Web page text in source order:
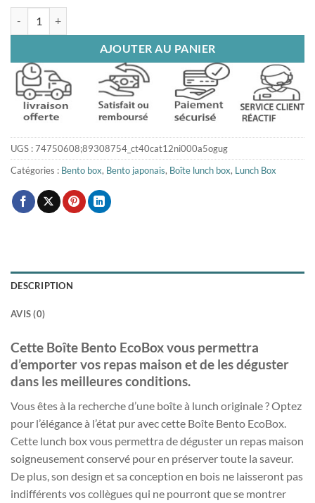
AJOUTER AU PANIER
UGS :74750608;89308754_ct40cat12ni000a5ogug
Catégories : Bento box, Bento japonais, Boîte lunch box, Lunch Box
DESCRIPTION
AVIS (0)
Cette Boîte Bento EcoBox vous permettra
d’emporter vos repas maison et de les déguster
dans les meilleures conditions.
Vous êtes à la recherche d’une boîte à lunch originale ? Optez
pour l’élégance à l’état pur avec cette Boîte Bento EcoBox.
Cette lunch box vous permettra de déguster un repas maison
soigneusement conservé pour en préserver toute la saveur.
De plus, son design et sa conception en bois ne laisseront pas
indifférents vos collègues qui ne pourront que se montrer